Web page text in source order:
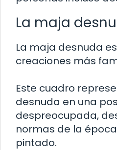
La maja
La maja desnuda
creaciones más
Este cuadro
desnuda en una
despreocupada,
normas de la
pintado.